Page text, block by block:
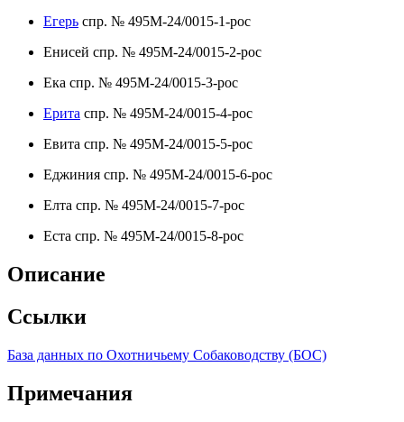
Егерь спр. № 495М-24/0015-1-рос
Енисей спр. № 495М-24/0015-2-рос
Ека спр. № 495М-24/0015-3-рос
Ерита спр. № 495М-24/0015-4-рос
Евита спр. № 495М-24/0015-5-рос
Еджиния спр. № 495М-24/0015-6-рос
Елта спр. № 495М-24/0015-7-рос
Еста спр. № 495М-24/0015-8-рос
Описание
Ссылки
База данных по Охотничьему Собаководству (БОС)
Примечания